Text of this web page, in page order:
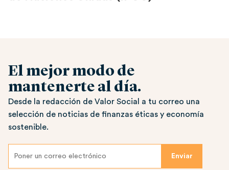
El mejor modo de
mantenerte al día.
Desde la redacción de Valor Social a tu correo una
selección de noticias de finanzas éticas y economía
sostenible.